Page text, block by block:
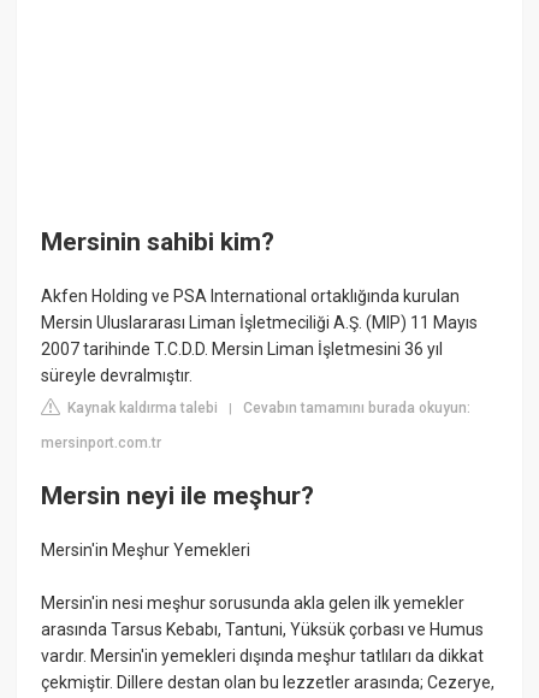
Mersinin sahibi kim?
Akfen Holding ve PSA International ortaklığında kurulan
Mersin Uluslararası Liman İşletmeciliği A.Ş. (MIP) 11 Mayıs
2007 tarihinde T.C.D.D. Mersin Liman İşletmesini 36 yıl
süreyle devralmıştır.
Kaynak kaldırma talebi |Cevabın tamamını burada okuyun:
mersinport.com.tr
Mersin neyi ile meşhur?
Mersin'in Meşhur Yemekleri
Mersin'in nesi meşhur sorusunda akla gelen ilk yemekler
arasında Tarsus Kebabı, Tantuni, Yüksük çorbası ve Humus
vardır. Mersin'in yemekleri dışında meşhur tatlıları da dikkat
çekmiştir. Dillere destan olan bu lezzetler arasında; Cezerye,